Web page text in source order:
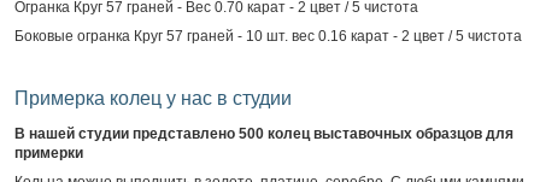
Огранка Круг 57 граней - Вес 0.70 карат - 2 цвет / 5 чистота
Боковые огранка Круг 57 граней - 10 шт. вес 0.16 карат - 2 цвет / 5 чистота
Примерка колец у нас в студии
В нашей студии представлено 500 колец выставочных образцов для
примерки